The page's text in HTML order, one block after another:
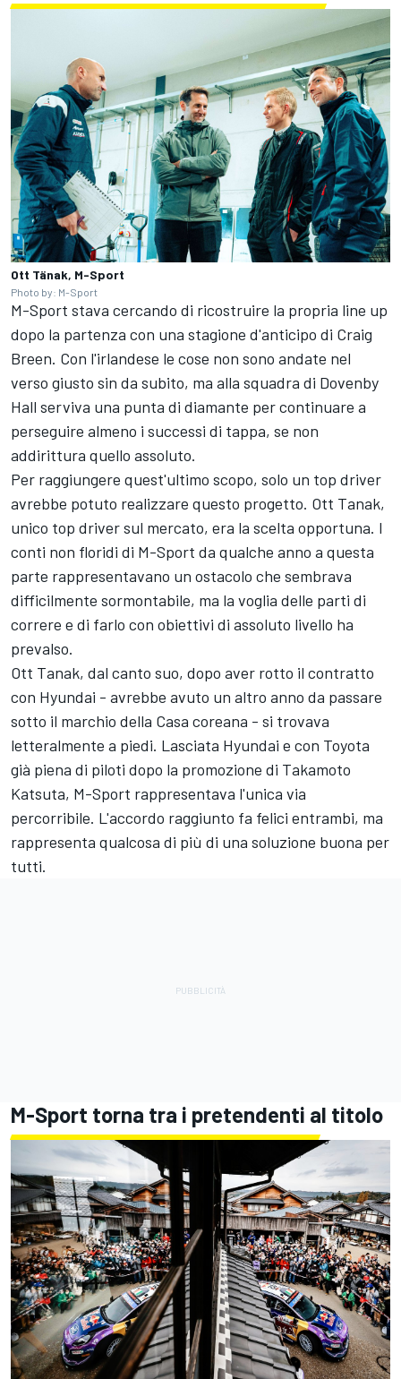
Ott Tänak, M-Sport
Photo by: M-Sport
M-Sport stava cercando di ricostruire la propria line up
dopo la partenza con una stagione d'anticipo di Craig
Breen. Con l'irlandese le cose non sono andate nel
verso giusto sin da subito, ma alla squadra di Dovenby
Hall serviva una punta di diamante per continuare a
perseguire almeno i successi di tappa, se non
addirittura quello assoluto.
Per raggiungere quest'ultimo scopo, solo un top driver
avrebbe potuto realizzare questo progetto. Ott Tanak,
unico top driver sul mercato, era la scelta opportuna. I
conti non floridi di M-Sport da qualche anno a questa
parte rappresentavano un ostacolo che sembrava
difficilmente sormontabile, ma la voglia delle parti di
correre e di farlo con obiettivi di assoluto livello ha
prevalso.
Ott Tanak, dal canto suo, dopo aver rotto il contratto
con Hyundai - avrebbe avuto un altro anno da passare
sotto il marchio della Casa coreana - si trovava
letteralmente a piedi. Lasciata Hyundai e con Toyota
già piena di piloti dopo la promozione di Takamoto
Katsuta, M-Sport rappresentava l'unica via
percorribile. L'accordo raggiunto fa felici entrambi, ma
rappresenta qualcosa di più di una soluzione buona per
tutti.
M-Sport torna tra i pretendenti al titolo